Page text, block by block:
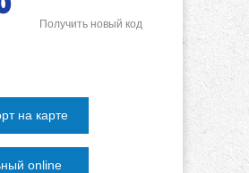
Получить новый код
на карте
online